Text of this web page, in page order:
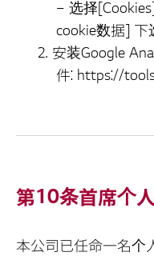
– 选择
cookie数据] 下
安装Google
件: https://
第10条首席个
本公司已任命一名个